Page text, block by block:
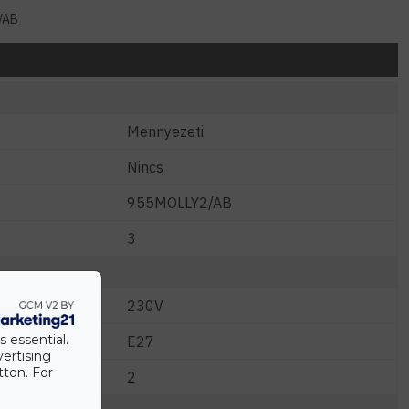
Mennyezeti
Nincs
955MOLLY2/AB
3
230V
E27
2
essential.
For